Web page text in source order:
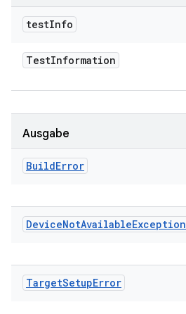
testInfo
TestInformation
Ausgabe
BuildError
DeviceNotAvailableException
TargetSetupError